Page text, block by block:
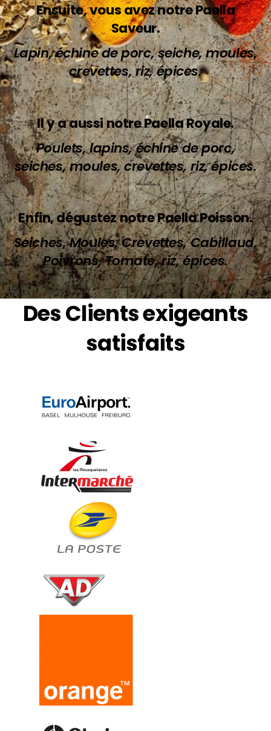
Ensuite, vous avez notre Paella
Saveur.
Lapin, échine de porc, seiche, moules,
crevettes, riz, épices.
Il y aaussinotre Paella Royale.
Poulets, lapins, échine de porc,
seiches, moules, crevettes, riz, épices.
Enfin, dégustez notre Paella Poisson.
Seiches, Moules, Crevettes, Cabillaud,
Poivrons, Tomate, riz, épices.
Des Clients exigeants
satisfaits